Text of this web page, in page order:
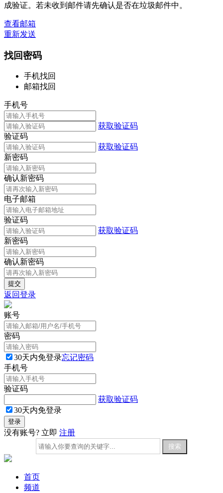
成验证。若未收到邮件请先确认是否在垃圾邮件中。
查看邮箱
重新发送
找回密码
手机找回
邮箱找回
手机号
获取验证码
验证码
获取验证码
新密码
确认新密码
电子邮箱
验证码
获取验证码
新密码
确认新密码
返回登录
账号
密码
30天内免登录忘记密码
手机号
验证码
获取验证码
30天内免登录
没有账号? 立即 注册
首页
频道